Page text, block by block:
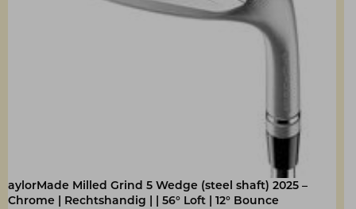
aylorMade Milled Grind 5 Wedge (steel shaft) 2025 –
Chrome | Rechtshandig | | 56° Loft | 12° Bounce